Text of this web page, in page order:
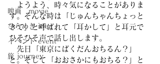
映画 movie
ひらめき idea
イベント event
旅 journey
ようよう、時々気になることがありま
す。そんな時は「じゅんちゃんちょっと
きて」と呼ばれて「耳かして」と耳元で
ひそひそ声で話し出します。
先日「東京にばくだんおちるん？」
と。そして「おおさかにもおちる？」と